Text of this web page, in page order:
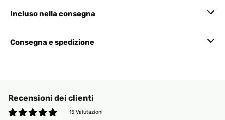
Incluso nella consegna
Consegna e spedizione
Recensioni dei clienti
15 Valutazioni